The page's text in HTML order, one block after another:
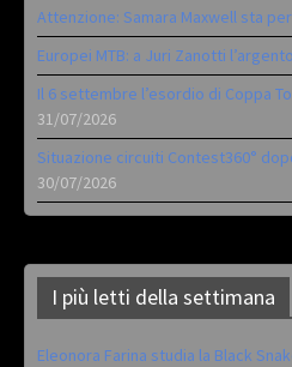
Attenzione: Samara Maxwell sta
Europei MTB: a Juri Zanotti l’argento
Il 6 settembre l’esordio di Coppa
31/07/2026
Situazione circuiti Contest360°
30/07/2026
I più letti della settimana
Eleonora Farina studia la Black